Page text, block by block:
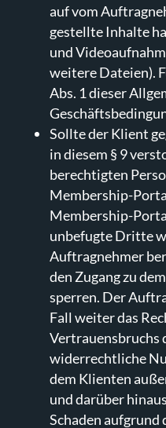
auf vom
gestellte Inhalte
und
weitere Dateien).
Abs. 1 dieser
Sollte der Klient
in diesem § 9
berechtigten
Membership-
Membership-
unbefugte Dritte
Auftragnehmer
den Zugang zu
sperren. Der
Fall weiter das
Vertrauensbruchs
widerrechtliche
dem Klienten
und darüber
Schaden